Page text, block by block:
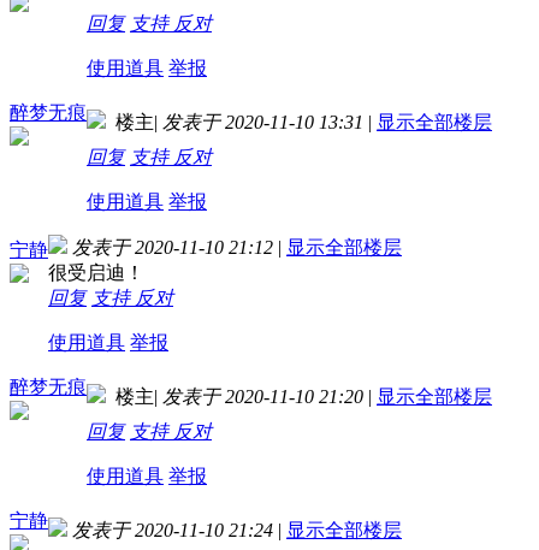
回复 支持 反对
使用道具 举报
醉梦无痕 楼主| 发表于 2020-11-10 13:31 | 显示全部楼层
回复 支持 反对
使用道具 举报
宁静 发表于 2020-11-10 21:12 | 显示全部楼层
很受启迪！
回复 支持 反对
使用道具 举报
醉梦无痕 楼主| 发表于 2020-11-10 21:20 | 显示全部楼层
回复 支持 反对
使用道具 举报
宁静 发表于 2020-11-10 21:24 | 显示全部楼层